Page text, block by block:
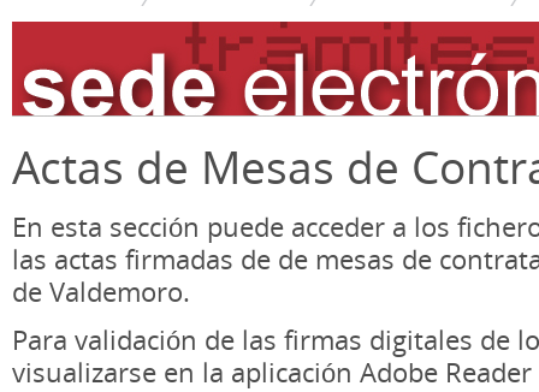
Actas de Mesas de
En esta sección puede acceder a los
las actas firmadas de de mesas de
de Valdemoro.
Para validación de las firmas digitales de
visualizarse en la aplicación Adobe Reader